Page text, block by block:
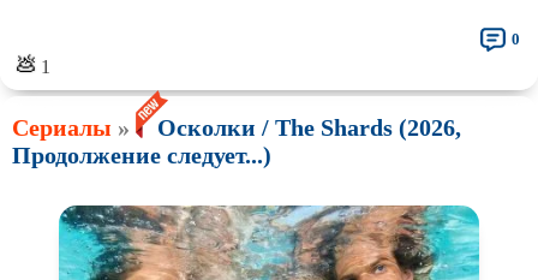
💩 1
0
Сериалы »
Осколки / The Shards (2026,
Продолжение следует...)